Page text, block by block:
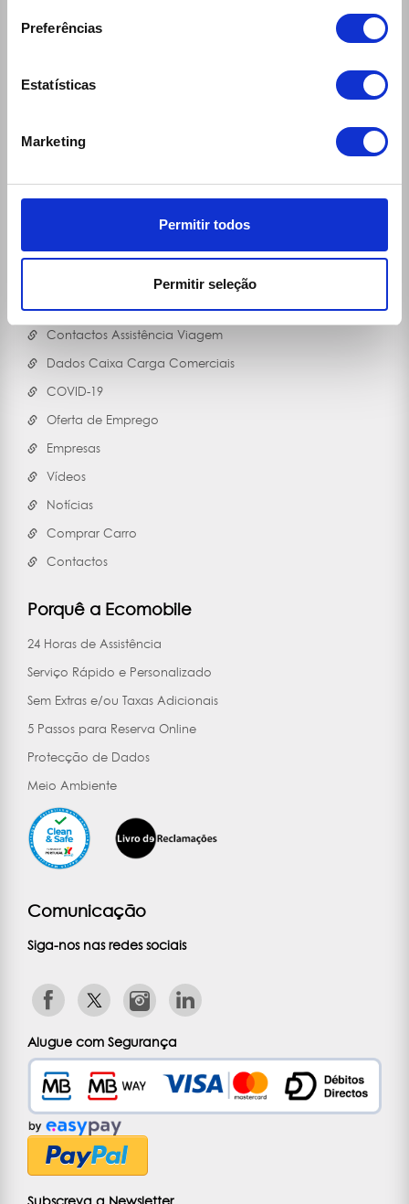
Preferências
Estatísticas
Marketing
Permitir todos
Permitir seleção
Balcões (localizações e horários)
Perguntas e Respostas
Produtos e Serviços
Contactos Úteis
Bicicletas
Contactos Assistência Viagem
Dados Caixa Carga Comerciais
COVID-19
Oferta de Emprego
Empresas
Vídeos
Notícias
Comprar Carro
Contactos
Porquê a Ecomobile
24 Horas de Assistência
Serviço Rápido e Personalizado
Sem Extras e/ou Taxas Adicionais
5 Passos para Reserva Online
Protecção de Dados
Meio Ambiente
Comunicação
Siga-nos nas redes sociais
Alugue com Segurança
Subscreva a Newsletter